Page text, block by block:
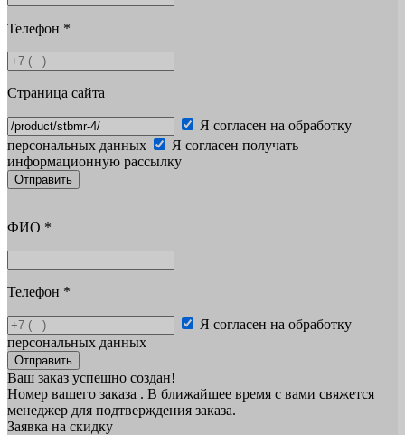
Телефон *
Страница сайта
Я согласен на обработку
персональных данных
Я согласен получать
информационную рассылку
Отправить
ФИО *
Телефон *
Я согласен на обработку
персональных данных
Отправить
Ваш заказ успешно создан!
Номер вашего заказа . В ближайшее время с вами свяжется
менеджер для подтверждения заказа.
Заявка на скидку